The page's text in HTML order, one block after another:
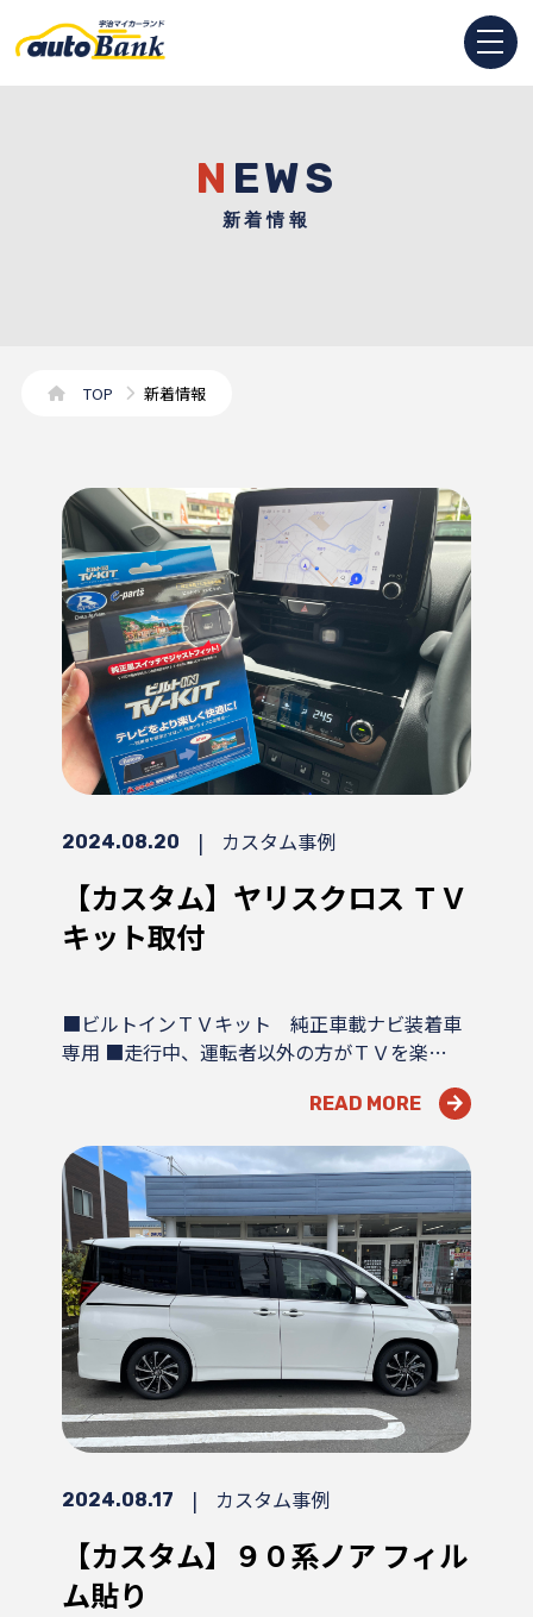
NEWS
新着情報
TOP 新着情報
2024.08.20 | カスタム事例
【カスタム】ヤリスクロス ＴＶ
キット取付
■ビルトインＴＶキット 純正車載ナビ装着車
専用 ■走行中、運転者以外の方がＴＶを楽…
READ MORE
2024.08.17 | カスタム事例
【カスタム】９０系ノア フィル
ム貼り